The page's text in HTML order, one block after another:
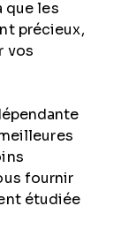
que les
précieux,
vos
fournir
étudiée